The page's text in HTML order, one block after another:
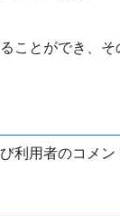
ことができ、
利用者のコメン